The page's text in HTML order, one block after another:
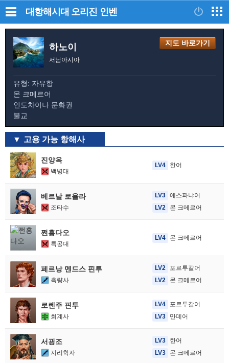
대항해시대 오리진 인벤
하노이
서남아시아
지도 바로가기
유형: 자유항
몬 크메르어
인도차이나 문화권
불교
고용 가능 항해사
진양옥
백병대
LV4 한어
베르날 로욜라
조타수
LV3 에스파냐어
LV2
몬 크메르어
쩐흥다오
특공대
LV4 몬 크메르어
페르낭 멘드스 핀투
측량사
LV2
포르투갈어
LV2
몬 크메르어
로렌주 핀투
회계사
LV4
포르투갈어
LV3
만데어
서굉조
지리학자
LV3
한어
LV3
몬 크메르어